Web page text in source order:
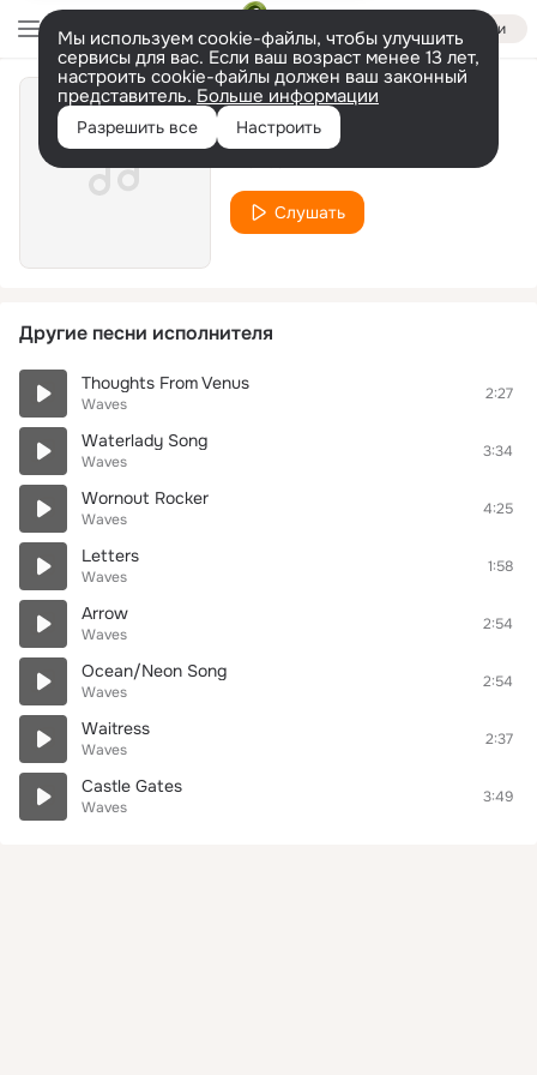
Войти
Мы используем cookie-файлы, чтобы улучшить
сервисы для вас. Если ваш возраст менее 13 лет,
настроить cookie-файлы должен ваш законный
представитель. Больше информации
Разрешить все Настроить
At The Beach
Слушать
Другие песни исполнителя
Thoughts From Venus
Waves
2:27
Waterlady Song
Waves
3:34
Wornout Rocker
Waves
4:25
Letters
Waves
1:58
Arrow
Waves
2:54
Ocean/Neon Song
Waves
2:54
Waitress
Waves
2:37
Castle Gates
Waves
3:49